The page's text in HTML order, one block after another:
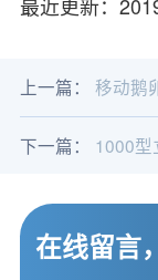
上一篇： 移动鹅
下一篇： 1000型
在线留言